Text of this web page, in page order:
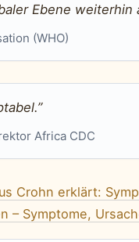
Ebene weiterhin
(WHO)
Africa CDC
Crohn erklärt:
– Symptome,